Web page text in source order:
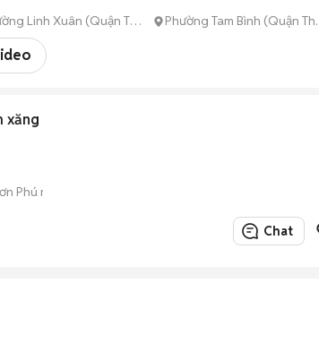
Linh Xuân (Quận Thủ
cũ)
Phường Tam Bình (Quận
xăng
Phú mới)
Chat